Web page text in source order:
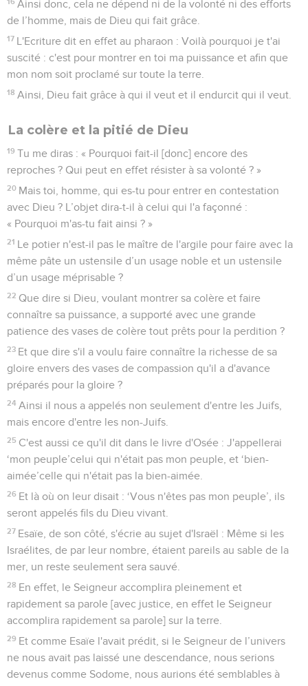
Certainement pas ! En effet, je suis moi-même israélite, de la
descendance d'Abraham, de la tribu de Benjamin.
Dieu n'a pas rejeté son peuple, qu'il a connu d'avance. Ne
savez-vous pas ce que l'Ecriture rapporte au sujet d'Elie,
quand le prophète adresse à Dieu cette plainte contre Israël :
Seigneur, ils ont tué tes prophètes, ils ont démoli tes
vie ?
4 Mais quelle réponse Dieu lui donne-t-il ? Je me suis
réservé 7000 hommes qui n'ont pas plié les genoux devant
Baal.
5 De même, dans le temps présent aussi, il y a un reste
conformément à l’élection de la grâce.
6 Or, si c'est par grâce, ce n'est plus par les œuvres,
autrement la grâce n'est plus une grâce. [Et si c'est par les
œuvres, ce n'est plus une grâce, autrement l'œuvre n'est
plus une œuvre. ]
7 Qu’en est-il donc ? Ce qu'Israël recherche, il ne l'a pas
obtenu, mais ceux qui ont été choisis l'ont obtenu et les
autres ont été endurcis.
8 Comme il est écrit, Dieu leur a donné un esprit de torpeur,
des yeux pour ne pas voir et des oreilles pour ne pas
entendre, jusqu'à aujourd’hui.
9 David aussi dit : Que leur table soit pour eux un piège, un
filet, un obstacle et un moyen de punition !
10 Que leurs yeux soient obscurcis pour ne pas voir, fais-leur
courber constamment le dos !
11
Je demande donc : « Serait-ce pour tomber que les
Israélites ont trébuché ? » Certainement pas ! Mais grâce à
leur faux pas, les non-Juifs ont eu accès au salut afin de
provoquer leur jalousie.
12 Or, si leur faux pas a fait la richesse du monde et leur
déchéance la richesse des non-Juifs, cela sera d’autant plus
le cas avec leur complet rétablissement.
Le salut de ceux qui ne sont pas juifs
13 Je vous le dis, à vous qui êtes d'origine non juive : en tant
qu'apôtre des non-Juifs, je me montre fier de mon ministère